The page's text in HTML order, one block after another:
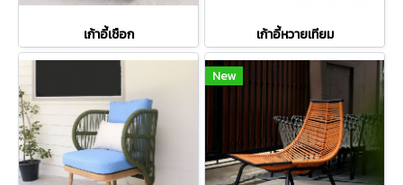
เก้าอี้เชือก เก้าอี้หวายเทียม
New